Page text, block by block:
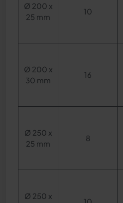
Ø 200 x
25 mm
10
Ø 200 x
30 mm
16
Ø 250 x
25 mm
8
Ø 250 x